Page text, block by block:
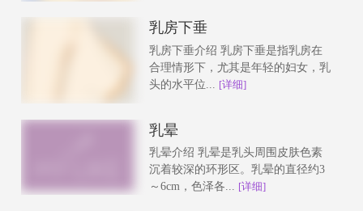
乳房下垂
乳房下垂介绍 乳房下垂是指乳房在
合理情形下，尤其是年轻的妇女，乳
头的水平位... [详细]
乳晕
乳晕介绍 乳晕是乳头周围皮肤色素
沉着较深的环形区。乳晕的直径约3
～6cm，色泽各... [详细]